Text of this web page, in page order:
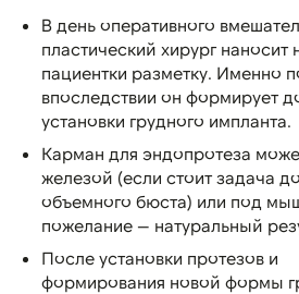
В день оперативного
пластический хирург наносит
пациентки разметку. Именно
впоследствии он формирует
установки грудного импланта.
Карман для эндопротеза
железой (если стоит задача
объемного бюста) или под
пожелание — натуральный
После установки протезов и
формирования новой формы